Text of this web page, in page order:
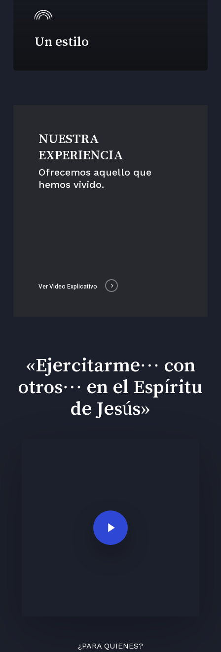
Un estilo
NUESTRA
EXPERIENCIA
Ofrecemos aquello que
hemos vivido.
Ver Video Explicativo
«Ejercitarme… con
otros… en el Espíritu
de Jesús»
Play Video
¿PARA QUIENES?